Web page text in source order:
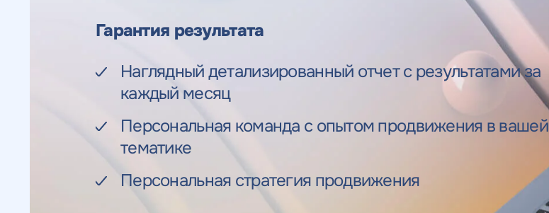
Гарантия результата
Наглядный детализированный отчет с результатами за
каждый месяц
Персональная команда с опытом продвижения в вашей
тематике
Персональная стратегия продвижения